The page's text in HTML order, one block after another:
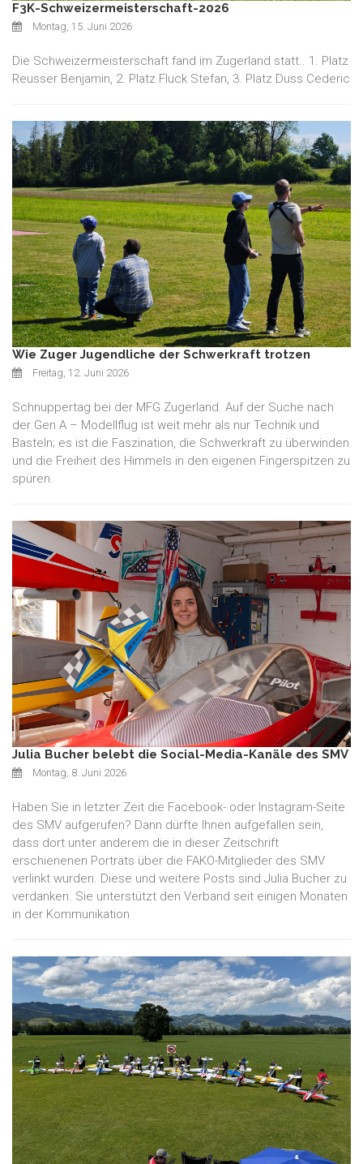
F3K-Schweizermeisterschaft-2026
Montag, 15. Juni 2026
Die Schweizermeisterschaft fand im Zugerland statt.. 1. Platz
Reusser Benjamin, 2. Platz Fluck Stefan, 3. Platz Duss Cederic
Wie Zuger Jugendliche der Schwerkraft trotzen
Freitag, 12. Juni 2026
Schnuppertag bei der MFG Zugerland. Auf der Suche nach
der Gen A – Modellflug ist weit mehr als nur Technik und
Basteln; es ist die Faszination, die Schwerkraft zu überwinden
und die Freiheit des Himmels in den eigenen Fingerspitzen zu
spüren.
Julia Bucher belebt die Social-Media-Kanäle des SMV
Montag, 8. Juni 2026
Haben Sie in letzter Zeit die Facebook- oder Instagram-Seite
des SMV aufgerufen? Dann dürfte Ihnen aufgefallen sein,
dass dort unter anderem die in dieser Zeitschrift
erschienenen Porträts über die FAKO-Mitglieder des SMV
verlinkt wurden. Diese und weitere Posts sind Julia Bucher zu
verdanken. Sie unterstützt den Verband seit einigen Monaten
in der Kommunikation